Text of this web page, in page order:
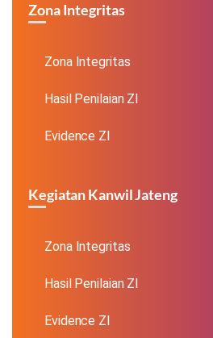
Zona Integritas
Zona Integritas
Hasil Penilaian ZI
Evidence ZI
Kegiatan Kanwil Jateng
Zona Integritas
Hasil Penilaian ZI
Evidence ZI